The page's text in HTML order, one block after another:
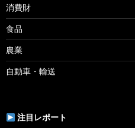
消費財
食品
農業
自動車・輸送
注目レポート